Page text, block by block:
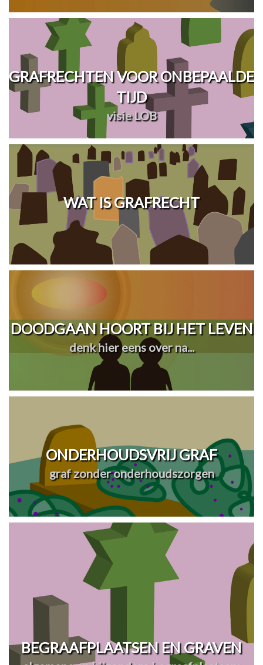
GRAFRECHTEN VOOR ONBEPAALDE
TIJD
visie LOB
WAT IS GRAFRECHT
DOODGAAN HOORT BIJ HET LEVEN
denk hier eens over na...
ONDERHOUDSVRIJ GRAF
graf zonder onderhoudszorgen
BEGRAAFPLAATSEN EN GRAVEN